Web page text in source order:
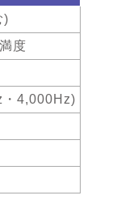
)
度
4,000Hz)